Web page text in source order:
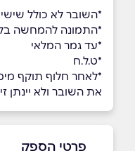
*השובר לא כולל
*התמונה להמחשה
*עד גמר המלאי
*ט.ל.ח
*לאחר חלוף תוקף
את השובר ולא יינתן
פרטי הספק